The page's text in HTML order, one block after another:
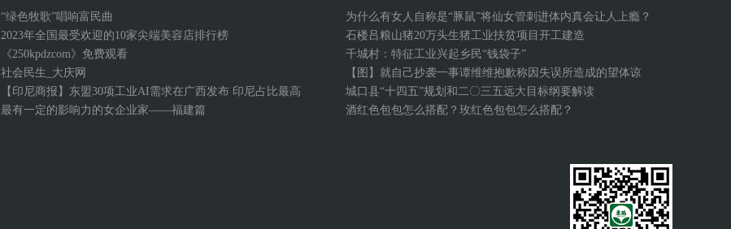
“绿色牧歌”唱响富民曲
2023年全国最受欢迎的10家尖端美容店排行榜
《250kpdzcom》免费观看
社会民生_大庆网
【印尼商报】东盟30项工业AI需求在广西发布 印尼占比最高
最有一定的影响力的女企业家——福建篇
为什么有女人自称是“豚鼠”将仙女管刺进体内真会让人上瘾？
石楼吕粮山猪20万头生猪工业扶贫项目开工建造
千城村：特征工业兴起乡民“钱袋子”
【图】就自己抄袭一事谭维维抱歉称因失误所造成的望体谅
城口县“十四五”规划和二〇三五远大目标纲要解读
酒红色包包怎么搭配？玫红色包包怎么搭配？